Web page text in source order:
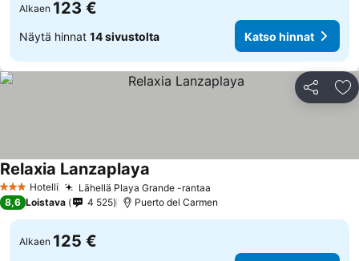
Alkaen 123 €
Näytä hinnat 14 sivustolta Katso hinnat
Jaa
3 Tähtiluokitus
Hotelli Lähellä Playa Grande -rantaa
Relaxia Lanzaplaya
8,6 Loistava 4 525 Puerto del Carmen
Alkaen 125 €